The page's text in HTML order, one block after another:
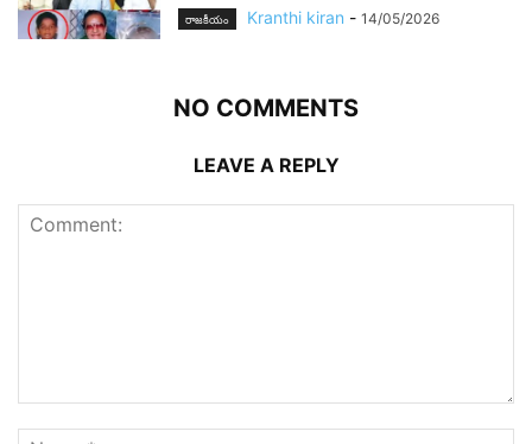
రాజ‌కీయం Kranthi kiran - 14/05/2026
NO COMMENTS
LEAVE A REPLY